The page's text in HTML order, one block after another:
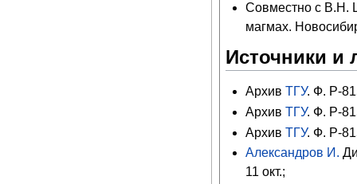
Совместно с В.Н.
магмах.
Источники и
АрхивТГУ. Ф. Р-
АрхивТГУ. Ф. Р-
АрхивТГУ. Ф. Р-
Александров И.
11 окт.;